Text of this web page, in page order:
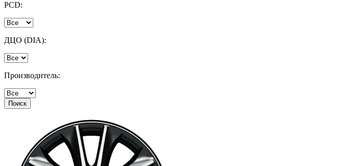
PCD:
ДЦО (DIA):
Производитель:
Поиск